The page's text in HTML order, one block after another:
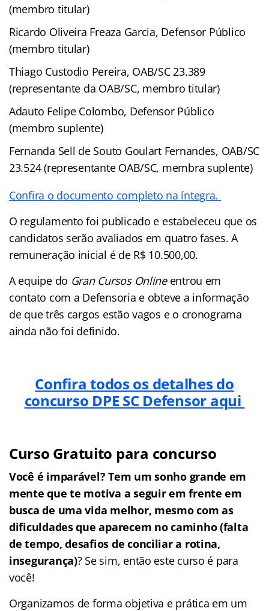
(membro titular)
Ricardo Oliveira Freaza Garcia, Defensor Público
(membro titular)
Thiago Custodio Pereira, OAB/SC 23.389
(representante da OAB/SC, membro titular)
Adauto Felipe Colombo, Defensor Público
(membro suplente)
Fernanda Sell de Souto Goulart Fernandes, OAB/SC
23.524 (representante OAB/SC, membra suplente)
Confira o documento completo na íntegra.
O regulamento foi publicado e estabeleceu que os
candidatos serão avaliados em quatro fases. A
remuneração inicial é de R$ 10.500,00.
A equipe do Gran Cursos Onlineentrou em
contato com a Defensoria e obteve a informação
de que três cargos estão vagos e o cronograma
ainda não foi definido.
Confira todos os detalhes do
concurso DPE SC Defensor aqui
Curso Gratuito para concurso
Você é imparável? Tem um sonho grande em
mente que te motiva a seguir em frente em
busca de uma vida melhor, mesmo com as
dificuldades que aparecem no caminho (falta
de tempo, desafios de conciliar a rotina,
insegurança)? Se sim, então este curso é para
você!
Organizamos de forma objetiva e prática em um